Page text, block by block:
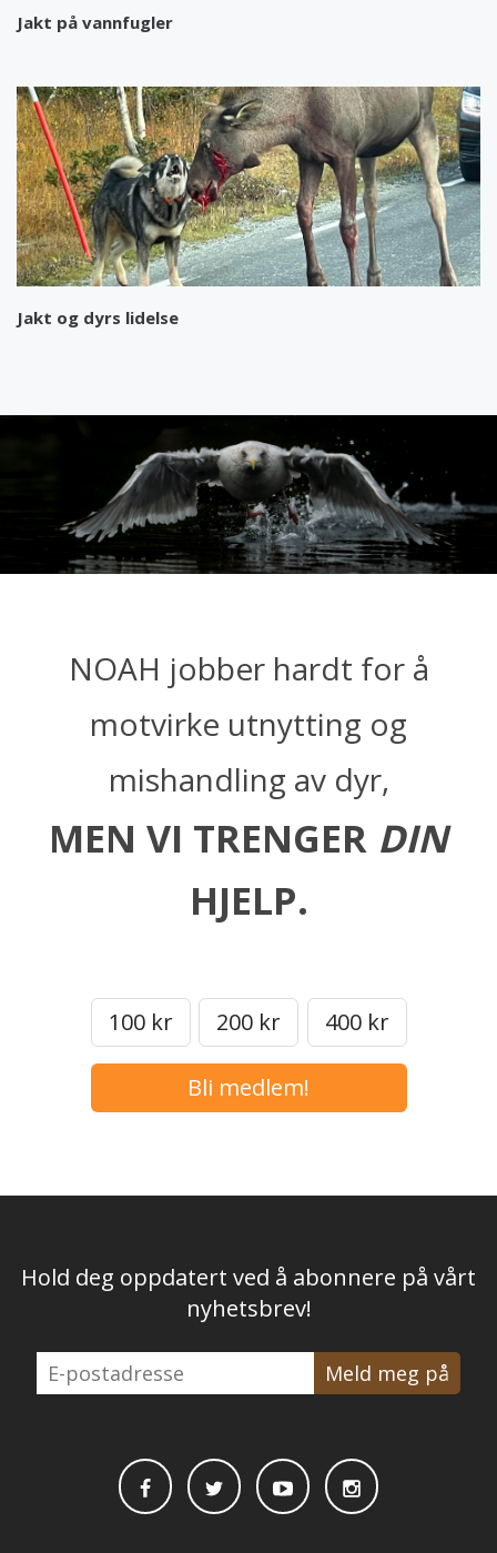
Jakt på vannfugler
Jakt og dyrs lidelse
NOAH jobber hardt for å
motvirke utnytting og
mishandling av dyr,
MEN VI TRENGER DIN
HJELP.
100 kr 200 kr 400 kr
Bli medlem!
Hold deg oppdatert ved å abonnere på vårt
nyhetsbrev!